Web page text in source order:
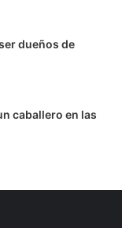
dueños de
caballero en las